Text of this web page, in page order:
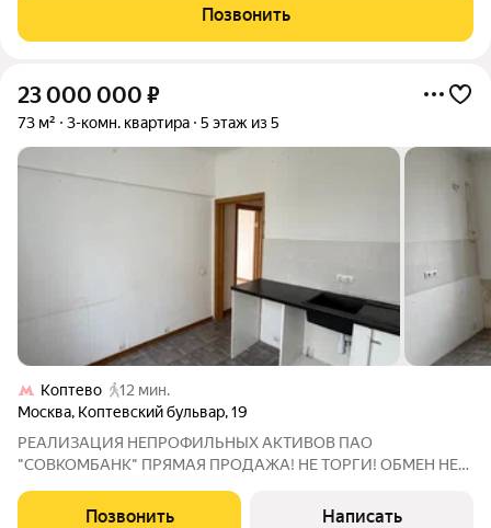
современной сантехнической разводкой. В квартире видовые
окна, которые
Позвонить
23 000 000 ₽
73 м² 3-комн. квартира 5 этаж из 5
Коптево
12 мин.
Москва, Коптевский бульвар,19
РЕАЛИЗАЦИЯ НЕПРОФИЛЬНЫХ АКТИВОВ ПАО
"СОВКОМБАНК" ПРЯМАЯ ПРОДАЖА! НЕ ТОРГИ! ОБМЕН НЕ
кв. 60. КН: 77:09:0003014:4564 Продажа 3-к. квартиры,
Позвонить Написать